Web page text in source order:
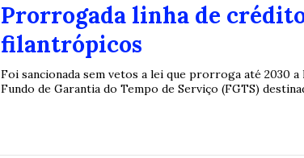
Prorrogada linha de
filantrópicos
Foi sancionada sem vetos a lei que prorroga até 2030
Fundo de Garantia do Tempo de Serviço (FGTS)